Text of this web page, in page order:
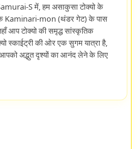
S में, हम असाकुसा टोक्यो के
Kaminari-mon (थंडर गेट) के पास
आप टोक्यो की समृद्ध सांस्कृतिक
स्काईट्री की ओर एक सुगम यात्रा है,
अद्भुत दृश्यों का आनंद लेने के लिए